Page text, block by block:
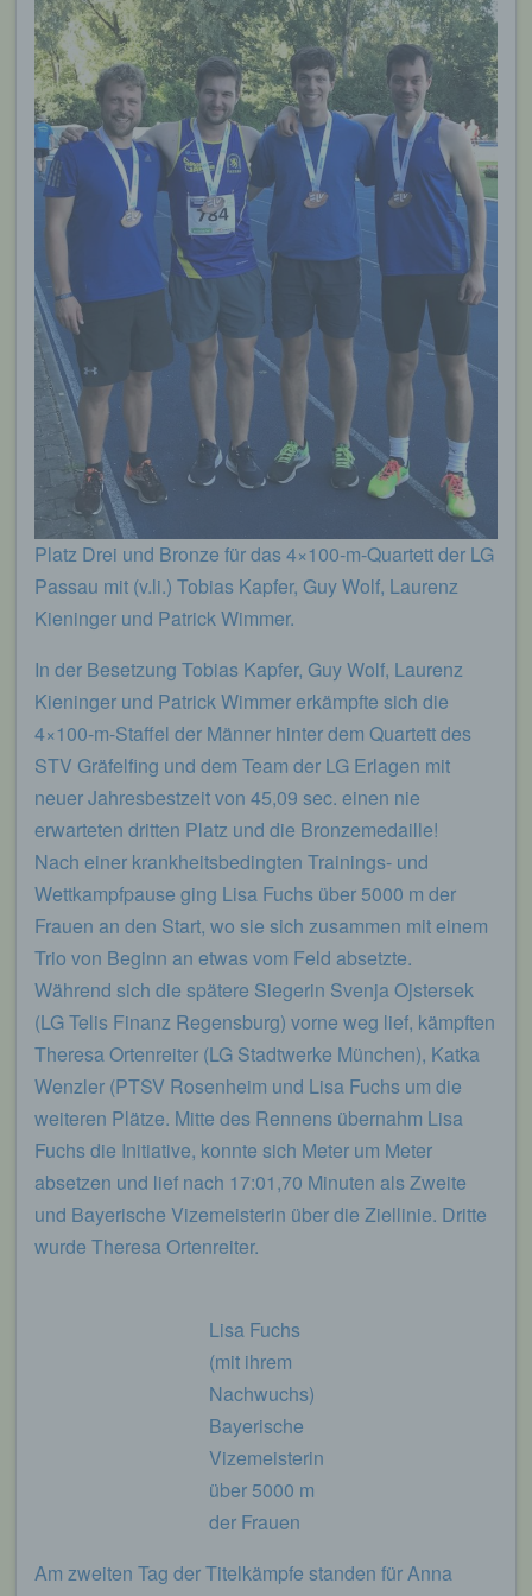
Platz Drei und Bronze für das 4×100-m-Quartett der LG
Passau mit (v.li.) Tobias Kapfer, Guy Wolf, Laurenz
Kieninger und Patrick Wimmer.
In der Besetzung Tobias Kapfer, Guy Wolf, Laurenz
Kieninger und Patrick Wimmer erkämpfte sich die
4×100-m-Staffel der Männer hinter dem Quartett des
STV Gräfelfing und dem Team der LG Erlagen mit
neuer Jahresbestzeit von 45,09 sec. einen nie
erwarteten dritten Platz und die Bronzemedaille!
Nach einer krankheitsbedingten Trainings- und
Wettkampfpause ging Lisa Fuchs über 5000 m der
Frauen an den Start, wo sie sich zusammen mit einem
Trio von Beginn an etwas vom Feld absetzte.
Während sich die spätere Siegerin Svenja Ojstersek
(LG Telis Finanz Regensburg) vorne weg lief, kämpften
Theresa Ortenreiter (LG Stadtwerke München), Katka
Wenzler (PTSV Rosenheim und Lisa Fuchs um die
weiteren Plätze. Mitte des Rennens übernahm Lisa
Fuchs die Initiative, konnte sich Meter um Meter
absetzen und lief nach 17:01,70 Minuten als Zweite
und Bayerische Vizemeisterin über die Ziellinie. Dritte
wurde Theresa Ortenreiter.
Lisa Fuchs
(mit ihrem
Nachwuchs)
Bayerische
Vizemeisterin
über 5000 m
der Frauen
Am zweiten Tag der Titelkämpfe standen für Anna
genutzten Internetbrowsers verhindern und damit
der Setzung von Cookies dauerhaft
widersprechen. Ferner können bereits gesetzte
Cookies jederzeit über einen Internetbrowser oder
andere Softwareprogramme gelöscht werden. Dies
ist in allen gängigen Internetbrowsern möglich.
Deaktiviert die betroffene Person die Setzung von
Cookies in dem genutzten Internetbrowser, sind
unter Umständen nicht alle Funktionen unserer
Internetseite vollumfänglich nutzbar.
Erfassung von allgemeinen Daten und
Informationen
Die Internetseite erfasst mit jedem Aufruf der
Internetseite durch eine betroffene Person oder ein
automatisiertes System eine Reihe von
allgemeinen Daten und Informationen. Diese
allgemeinen Daten und Informationen werden in
den Logfiles des Servers gespeichert. Erfasst
werden können die (1) verwendeten Browsertypen
und Versionen, (2) das vom zugreifenden System
verwendete Betriebssystem, (3) die Internetseite,
von welcher ein zugreifendes System auf unsere
Internetseite gelangt (sogenannte Referrer), (4) die
Unterwebseiten, welche über ein zugreifendes
System auf unserer Internetseite angesteuert
werden, (5) das Datum und die Uhrzeit eines
Protokoll-Adresse (IP-Adresse), (7) der Internet-
Service-Provider des zugreifenden Systems und
(8) sonstige ähnliche Daten und Informationen, die
der Gefahrenabwehr im Falle von Angriffen auf
dienen.
Bei der Nutzung dieser allgemeinen Daten und
Informationen ziehen wird keine Rückschlüsse auf
die betroffene Person. Diese Informationen werden
vielmehr benötigt, um (1) die Inhalte unserer
Internetseite korrekt auszuliefern, (2) die Inhalte
unserer Internetseite sowie die Werbung für diese
zu optimieren, (3) die dauerhafte
Funktionsfähigkeit unserer
informationstechnologischen Systeme und der
Technik unserer Internetseite zu gewährleisten
sowie (4) um Strafverfolgungsbehörden im Falle
eines Cyberangriffes die zur Strafverfolgung
notwendigen Informationen bereitzustellen. Diese
anonym erhobenen Daten und Informationen
werden durch uns daher einerseits statistisch und
und die Datensicherheit in unserem Unternehmen
zu erhöhen, um letztlich ein optimales
Schutzniveau für die von uns verarbeiteten
angegebenen personenbezogenen Daten
Registrierung auf unserer Internetseite
Die betroffene Person hat die Möglichkeit, sich auf
Verantwortlichen unter Angabe von
personenbezogenen Daten zu registrieren.
für die Verarbeitung Verantwortlichen übermittelt
werden, ergibt sich aus der jeweiligen